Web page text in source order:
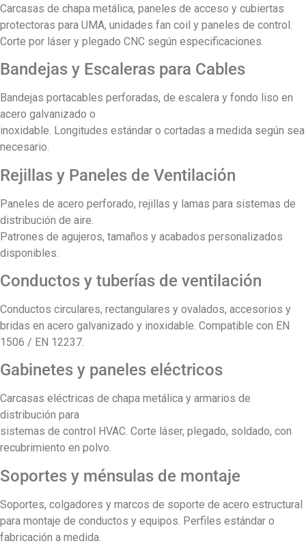
Carcasas de chapa metálica, paneles de acceso y cubiertas
protectoras para UMA, unidades fan coil y paneles de control.
Corte por láser y plegado CNC según especificaciones.
Bandejas y Escaleras para Cables
Bandejas portacables perforadas, de escalera y fondo liso en
acero galvanizado o
inoxidable. Longitudes estándar o cortadas a medida según sea
necesario.
Rejillas y Paneles de Ventilación
Paneles de acero perforado, rejillas y lamas para sistemas de
distribución de aire.
Patrones de agujeros, tamaños y acabados personalizados
disponibles.
Conductos y tuberías de ventilación
Conductos circulares, rectangulares y ovalados, accesorios y
bridas en acero galvanizado y inoxidable. Compatible con EN
1506 / EN 12237.
Gabinetes y paneles eléctricos
Carcasas eléctricas de chapa metálica y armarios de
distribución para
sistemas de control HVAC. Corte láser, plegado, soldado, con
recubrimiento en polvo.
Soportes y ménsulas de montaje
Soportes, colgadores y marcos de soporte de acero estructural
para montaje de conductos y equipos. Perfiles estándar o
fabricación a medida.